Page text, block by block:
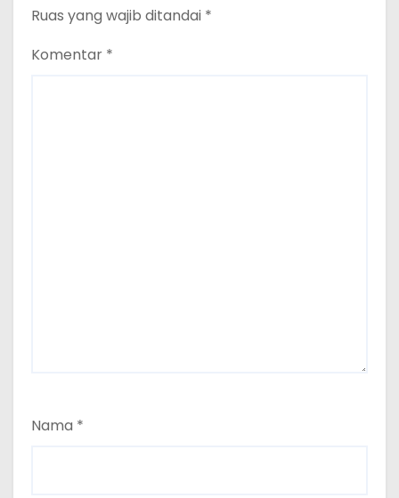
Ruas yang wajib ditandai *
Komentar *
Nama *